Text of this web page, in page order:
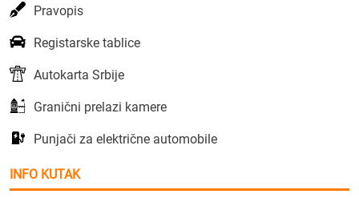
Pravopis
Registarske tablice
Autokarta Srbije
Granični prelazi kamere
Punjači za električne automobile
INFO KUTAK